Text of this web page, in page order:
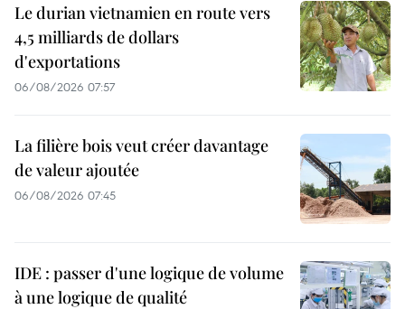
Le durian vietnamien en route vers
4,5 milliards de dollars
d'exportations
06/08/2026 07:57
La filière bois veut créer davantage
de valeur ajoutée
06/08/2026 07:45
IDE : passer d'une logique de volume
à une logique de qualité